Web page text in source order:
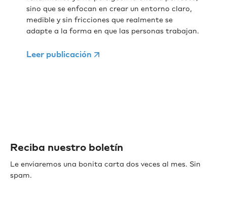
sino que se enfocan en crear un entorno claro,
medible y sin fricciones que realmente se
adapte a la forma en que las personas trabajan.
Leer publicación
Reciba nuestro boletín
Le enviaremos una bonita carta dos veces al mes. Sin
spam.